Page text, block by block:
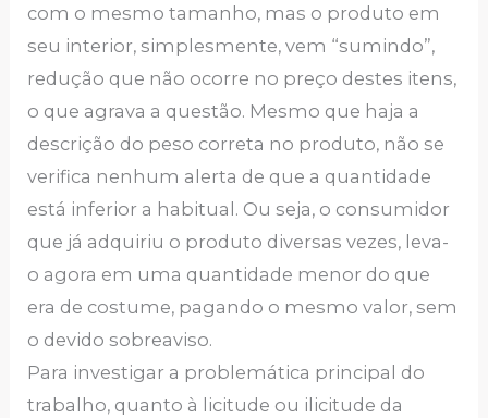
com o mesmo tamanho, mas o produto em
seu interior, simplesmente, vem “sumindo”,
redução que não ocorre no preço destes itens,
o que agrava a questão. Mesmo que haja a
descrição do peso correta no produto, não se
verifica nenhum alerta de que a quantidade
está inferior a habitual. Ou seja, o consumidor
que já adquiriu o produto diversas vezes, leva-
o agora em uma quantidade menor do que
era de costume, pagando o mesmo valor, sem
o devido sobreaviso.
Para investigar a problemática principal do
trabalho, quanto à licitude ou ilicitude da